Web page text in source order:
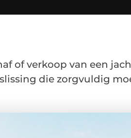
of verkoop van een
die zorgvuldig